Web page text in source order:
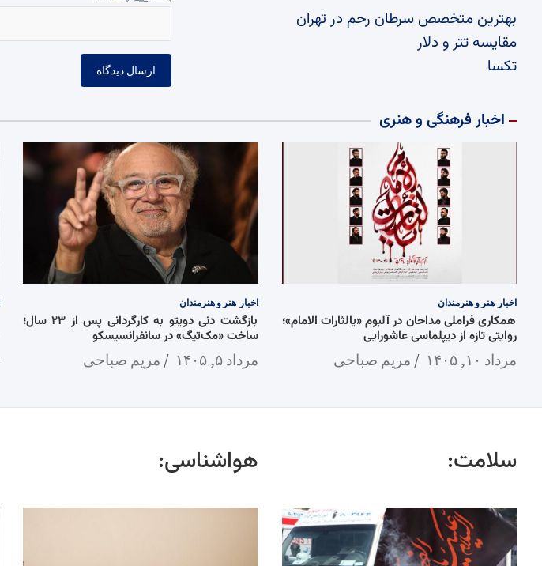
بهترین متخصص سرطان رحم در تهران
مقایسه تتر و دلار
تکسا
اخبار فرهنگی و هنری
اخبار هنر و هنرمندان
همکاری فراملی مداحان در آلبوم «یالثارات الامام»؛
روایتی تازه از دیپلماسی عاشورایی
مرداد ۱۰, ۱۴۰۵ مریم صباحی
اخبار هنر و هنرمندان
بازگشت دنی دویتو به کارگردانی پس از ۲۳ سال؛
ساخت «مک‌تیگ» در سانفرانسیسکو
مرداد ۵, ۱۴۰۵ مریم صباحی
سلامت: هواشناسی: